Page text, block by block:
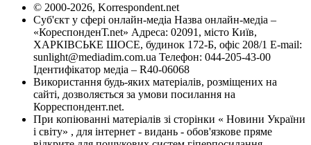
© 2000-2026, Korrespondent.net
Суб'єкт у сфері онлайн-медіа Назва онлайн-медіа –
«КореспонденТ.net» Адреса: 02091, місто Київ,
ХАРКІВСЬКЕ ШОСЕ, будинок 172-Б, офіс 208/1 E-mail:
sunlight@mediadim.com.ua Телефон: 044-205-43-00
Ідентифікатор медіа – R40-06068
Використання будь-яких матеріалів, розміщених на
сайті, дозволяється за умови посилання на
Корреспондент.net.
При копіюванні матеріалів зі сторінки « Новини України
і світу» , для інтернет - видань - обов'язкове пряме